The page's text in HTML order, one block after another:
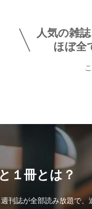
人気ランキ
後から読む
人気の雑
ほぼ全
１冊とは？
刊誌が全部読み放題で、